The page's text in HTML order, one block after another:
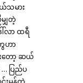
သမား
ျှတဲ့
လာ ထရီ
ေဟာ
တော့ ဆယ်
… ပြည်ပ